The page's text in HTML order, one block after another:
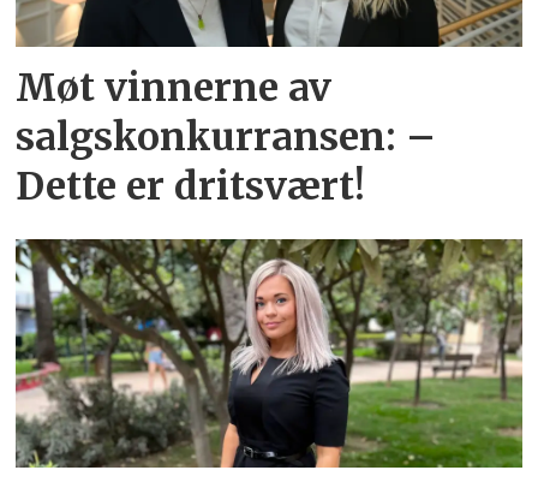
Møt vinnerne av
salgskonkurransen: –
Dette er dritsvært!